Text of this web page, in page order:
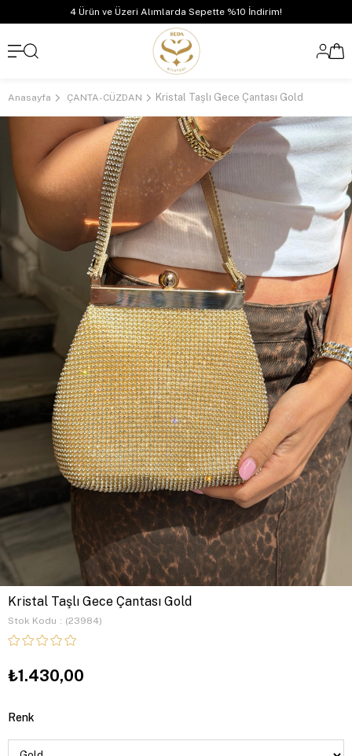
4 Ürün ve Üzeri Alımlarda Sepette %10 İndirim!
Anasayfa ÇANTA-CÜZDAN Kristal Taşlı Gece Çantası Gold
Kristal Taşlı Gece Çantası Gold
Stok Kodu (23984)
₺1.430,00
Renk